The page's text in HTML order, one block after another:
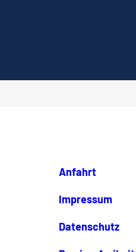
Anfahrt
Impressum
Datenschutz